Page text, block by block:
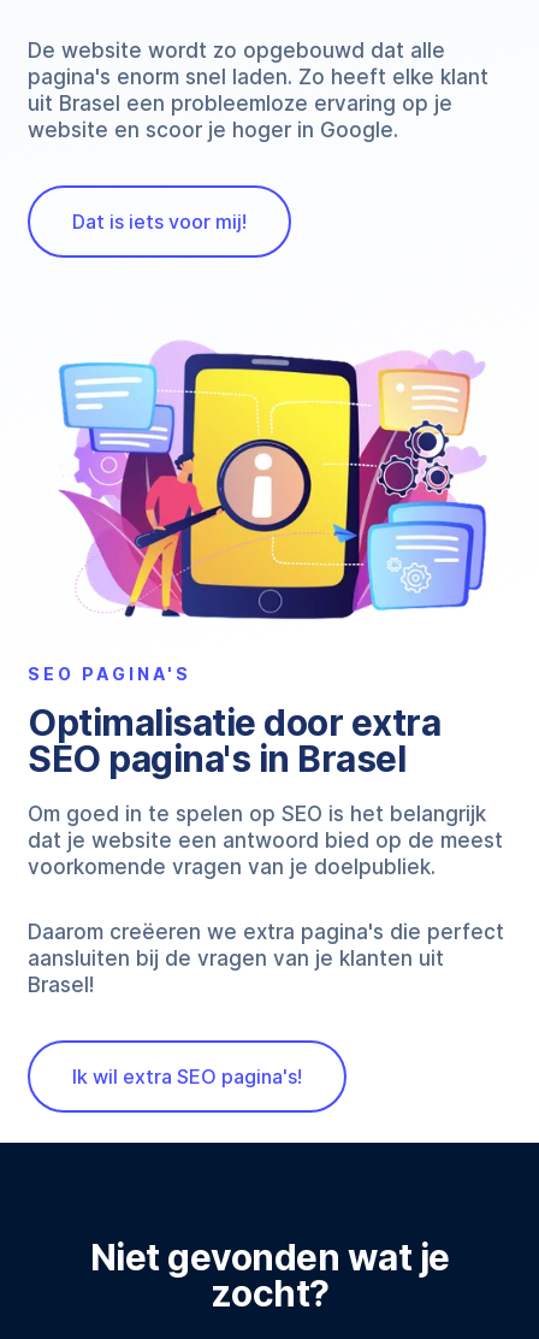
De website wordt zo opgebouwd dat alle
pagina's enorm snel laden. Zo heeft elke klant
uit Brasel een probleemloze ervaring op je
website en scoor je hoger in Google.
Dat is iets voor mij!
SEO PAGINA'S
Optimalisatie door extra
SEO pagina's in Brasel
Om goed in te spelen op SEO is het belangrijk
dat je website een antwoord bied op de meest
voorkomende vragen van je doelpubliek.
Daarom creëeren we extra pagina's die perfect
aansluiten bij de vragen van je klanten uit
Brasel!
Ik wil extra SEO pagina's!
Niet gevonden wat je
zocht?